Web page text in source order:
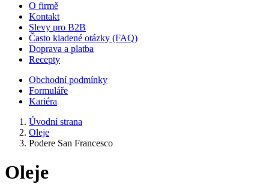
O firmě
Kontakt
Slevy pro B2B
Často kladené otázky (FAQ)
Doprava a platba
Recepty
Obchodní podmínky
Formuláře
Kariéra
Úvodní strana
Oleje
Podere San Francesco
Oleje